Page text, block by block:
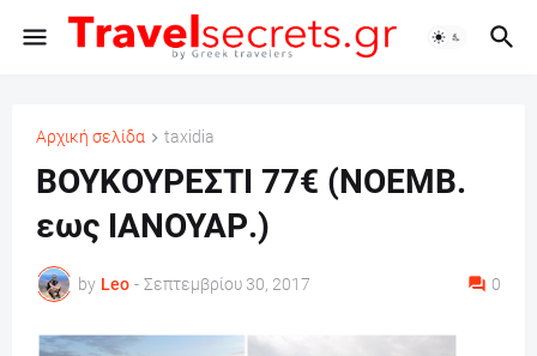
Αρχική σελίδα taxidia
ΒΟΥΚΟΥΡΕΣΤΙ 77€ (ΝΟΕΜΒ.
εως ΙΑΝΟΥΑΡ.)
by Leo - Σεπτεμβρίου 30, 2017 0